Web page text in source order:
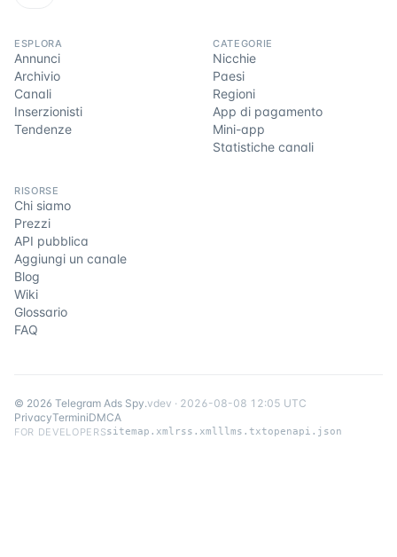
ESPLORA
Annunci
Archivio
Canali
Inserzionisti
Tendenze
CATEGORIE
Nicchie
Paesi
Regioni
App di pagamento
Mini-app
Statistiche canali
RISORSE
Chi siamo
Prezzi
API pubblica
Aggiungi un canale
Blog
Wiki
Glossario
FAQ
© 2026 Telegram Ads Spy.vdev · 2026-08-08 12:05 UTC
PrivacyTerminiDMCA
FOR DEVELOPERSsitemap.xml rss.xml llms.txtopenapi.json